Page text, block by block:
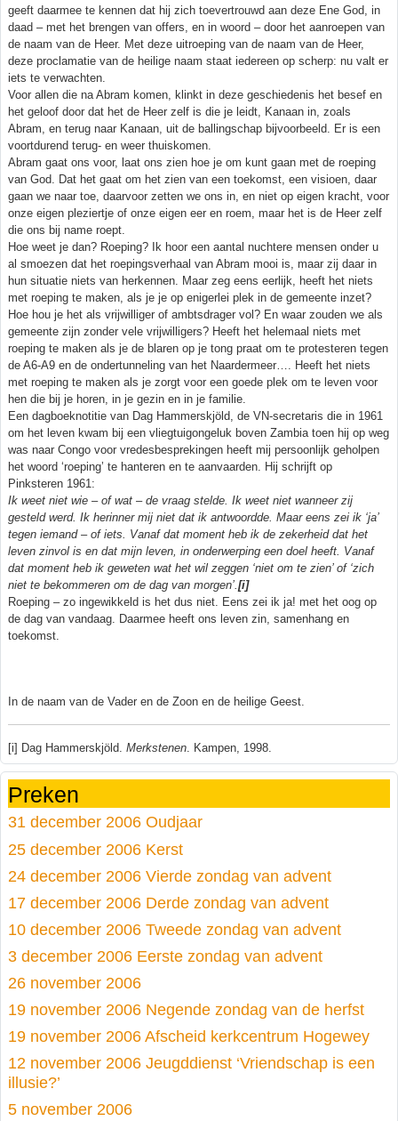
geeft daarmee te kennen dat hij zich toevertrouwd aan deze Ene God, in
daad – met het brengen van offers, en in woord – door het aanroepen van
de naam van de Heer. Met deze uitroeping van de naam van de Heer,
deze proclamatie van de heilige naam staat iedereen op scherp: nu valt er
iets te verwachten.
Voor allen die na Abram komen, klinkt in deze geschiedenis het besef en
het geloof door dat het de Heer zelf is die je leidt, Kanaan in, zoals
Abram, en terug naar Kanaan, uit de ballingschap bijvoorbeeld. Er is een
voortdurend terug- en weer thuiskomen.
Abram gaat ons voor, laat ons zien hoe je om kunt gaan met de roeping
van God. Dat het gaat om het zien van een toekomst, een visioen, daar
gaan we naar toe, daarvoor zetten we ons in, en niet op eigen kracht, voor
onze eigen pleziertje of onze eigen eer en roem, maar het is de Heer zelf
die ons bij name roept.
Hoe weet je dan? Roeping? Ik hoor een aantal nuchtere mensen onder u
al smoezen dat het roepingsverhaal van Abram mooi is, maar zij daar in
hun situatie niets van herkennen. Maar zeg eens eerlijk, heeft het niets
met roeping te maken, als je je op enigerlei plek in de gemeente inzet?
Hoe hou je het als vrijwilliger of ambtsdrager vol? En waar zouden we als
gemeente zijn zonder vele vrijwilligers? Heeft het helemaal niets met
roeping te maken als je de blaren op je tong praat om te protesteren tegen
de A6-A9 en de ondertunneling van het Naardermeer…. Heeft het niets
met roeping te maken als je zorgt voor een goede plek om te leven voor
hen die bij je horen, in je gezin en in je familie.
Een dagboeknotitie van Dag Hammerskjöld, de VN-secretaris die in 1961
om het leven kwam bij een vliegtuigongeluk boven Zambia toen hij op weg
was naar Congo voor vredesbesprekingen heeft mij persoonlijk geholpen
het woord ‘roeping’ te hanteren en te aanvaarden. Hij schrijft op
Pinksteren 1961:
Ik weet niet wie – of wat – de vraag stelde. Ik weet niet wanneer zij
gesteld werd. Ik herinner mij niet dat ik antwoordde. Maar eens zei ik ‘ja’
tegen iemand – of iets. Vanaf dat moment heb ik de zekerheid dat het
leven zinvol is en dat mijn leven, in onderwerping een doel heeft. Vanaf
dat moment heb ik geweten wat het wil zeggen ‘niet om te zien’ of ‘zich
niet te bekommeren om de dag van morgen’. [i]
Roeping – zo ingewikkeld is het dus niet. Eens zei ik ja! met het oog op
de dag van vandaag. Daarmee heeft ons leven zin, samenhang en
toekomst.
In de naam van de Vader en de Zoon en de heilige Geest.
[i] Dag Hammerskjöld. Merkstenen . Kampen, 1998.
Preken
31 december 2006 Oudjaar
25 december 2006 Kerst
24 december 2006 Vierde zondag van advent
17 december 2006 Derde zondag van advent
10 december 2006 Tweede zondag van advent
3 december 2006 Eerste zondag van advent
26 november 2006
19 november 2006 Negende zondag van de herfst
19 november 2006 Afscheid kerkcentrum Hogewey
12 november 2006 Jeugddienst ‘Vriendschap is een
illusie?’
5 november 2006